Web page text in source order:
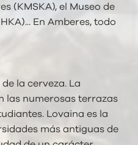
(KMSKA), el Museo de
En Amberes, todo
la cerveza. La
las numerosas terrazas
Lovaina es la
más antiguas de